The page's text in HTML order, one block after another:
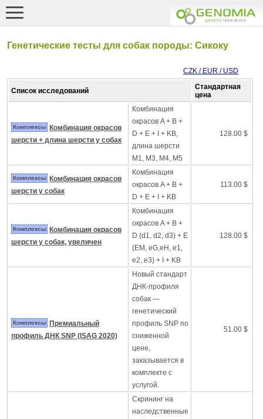
Генетические тесты для собак породы: Сикоку
CZK / EUR / USD
Список исследований
Стандартная
цена
Комплексы
Комбинация окрасов
шерсти + длина шерсти у собак
Комбинация
окрасов A + B +
D + E + I + KB,
длина шерсти
M1, M3, M4, M5
128.00 $
Комплексы
Комбинация окрасов
шерсти у собак
Комбинация
окрасов A + B +
D + E + I + KB
113.00 $
Комплексы
Комбинация окрасов
шерсти у собак, увеличен
Комбинация
окрасов A + B +
D (d1, d2, d3) + E
(EM, eG,eH, e1,
e2, e3) + I + KB
128.00 $
Комплексы
Премиальный
профиль ДНК SNP (ISAG 2020)
Новый стандарт
ДНК-профиля
собак —
генетический
профиль SNP по
сниженной
цене,
заказывается в
комплекте с
услугой.
51.00 $
Скрининг на
наследственные